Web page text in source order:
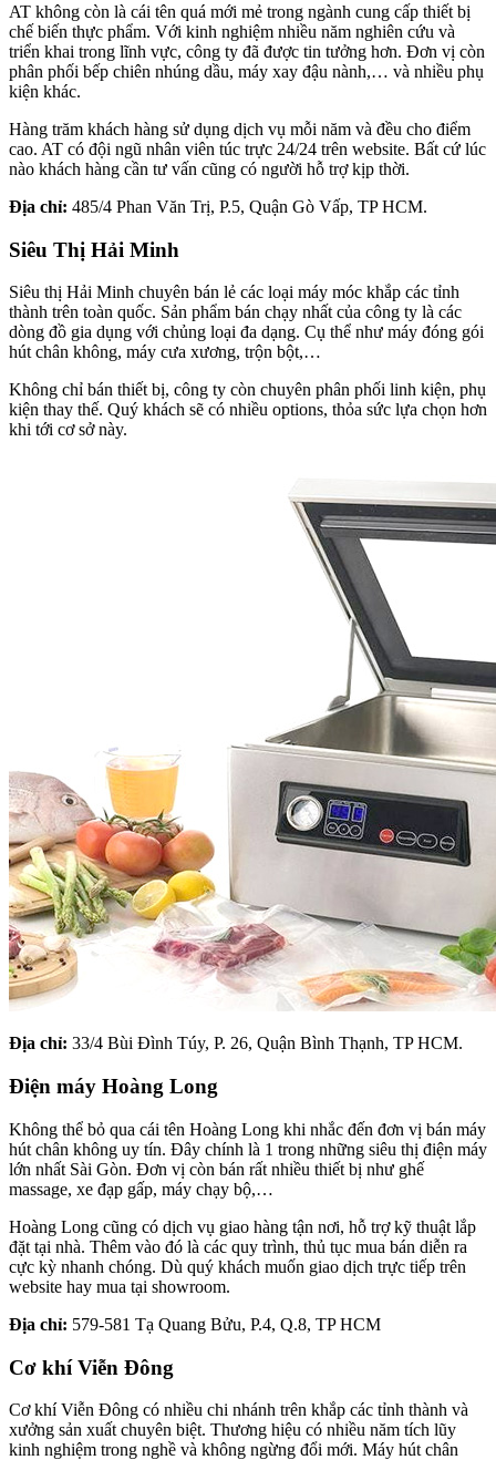
AT không còn là cái tên quá mới mẻ trong ngành cung cấp thiết bị
chế biến thực phẩm. Với kinh nghiệm nhiều năm nghiên cứu và
triển khai trong lĩnh vực, công ty đã được tin tưởng hơn. Đơn vị còn
phân phối bếp chiên nhúng dầu, máy xay đậu nành,… và nhiều phụ
kiện khác.
Hàng trăm khách hàng sử dụng dịch vụ mỗi năm và đều cho điểm
cao. AT có đội ngũ nhân viên túc trực 24/24 trên website. Bất cứ lúc
nào khách hàng cần tư vấn cũng có người hỗ trợ kịp thời.
Địa chỉ: 485/4 Phan Văn Trị, P.5, Quận Gò Vấp, TP HCM.
Siêu Thị Hải Minh
Siêu thị Hải Minh chuyên bán lẻ các loại máy móc khắp các tỉnh
thành trên toàn quốc. Sản phẩm bán chạy nhất của công ty là các
dòng đồ gia dụng với chủng loại đa dạng. Cụ thể như máy đóng gói
hút chân không, máy cưa xương, trộn bột,…
Không chỉ bán thiết bị, công ty còn chuyên phân phối linh kiện, phụ
kiện thay thế. Quý khách sẽ có nhiều options, thỏa sức lựa chọn hơn
khi tới cơ sở này.
Địa chỉ: 33/4 Bùi Đình Túy, P. 26, Quận Bình Thạnh, TP HCM.
Điện máy Hoàng Long
Không thể bỏ qua cái tên Hoàng Long khi nhắc đến đơn vị bán máy
hút chân không uy tín. Đây chính là 1 trong những siêu thị điện máy
lớn nhất Sài Gòn. Đơn vị còn bán rất nhiều thiết bị như ghế
massage, xe đạp gấp, máy chạy bộ,…
Hoàng Long cũng có dịch vụ giao hàng tận nơi, hỗ trợ kỹ thuật lắp
đặt tại nhà. Thêm vào đó là các quy trình, thủ tục mua bán diễn ra
cực kỳ nhanh chóng. Dù quý khách muốn giao dịch trực tiếp trên
website hay mua tại showroom.
Địa chỉ: 579-581 Tạ Quang Bửu, P.4, Q.8, TP HCM
Cơ khí Viễn Đông
Cơ khí Viễn Đông có nhiều chi nhánh trên khắp các tỉnh thành và
xưởng sản xuất chuyên biệt. Thương hiệu có nhiều năm tích lũy
kinh nghiệm trong nghề và không ngừng đổi mới. Máy hút chân